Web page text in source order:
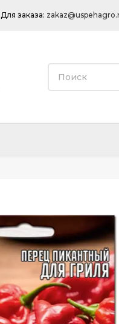
Для заказа: